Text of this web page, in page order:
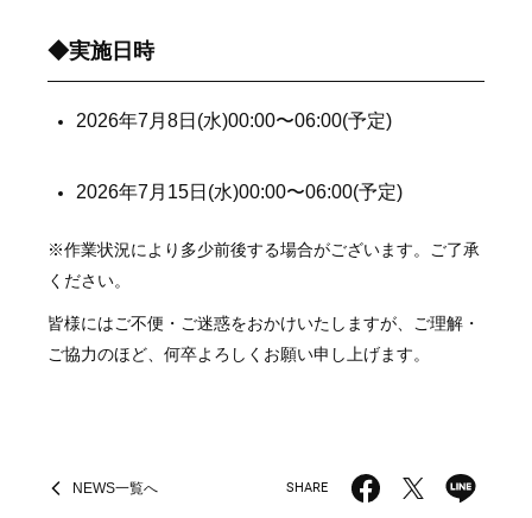
◆実施日時
2026年7月8日(水)00:00〜06:00(予定)
2026年7月15日(水)00:00〜06:00(予定)
※作業状況により多少前後する場合がございます。ご了承
ください。
皆様にはご不便・ご迷惑をおかけいたしますが、ご理解・
ご協力のほど、何卒よろしくお願い申し上げます。
SHARE
NEWS一覧へ